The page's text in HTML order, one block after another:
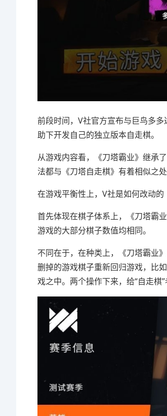
前段时间，V社官方宣布与巨鸟多
助下开发自己的独立版本自走棋。
从游戏内容看，《刀塔霸业》继承
法都与《刀塔自走棋》有着相似之
在游戏平衡性上，V社是如何改动的
首先体现在棋子体系上，《刀塔霸
游戏的大部分棋子数值均相同。
不同在于，在种类上，《刀塔霸业
删掉的游戏棋子重新回归游戏，比
戏之中。两个操作下来，给“自走棋